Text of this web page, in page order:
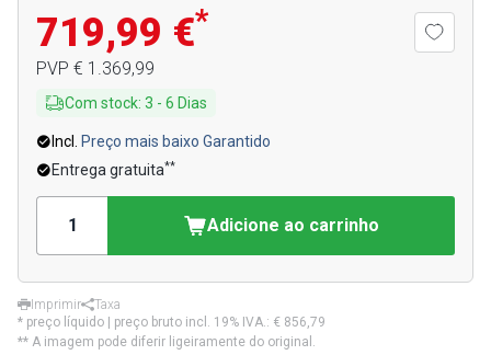
719,99 €*
PVP € 1.369,99
Com stock: 3 - 6 Dias
Incl.
Preço mais baixo Garantido
Entrega gratuita**
Adicione ao carrinho
Imprimir
Taxa
* preço líquido | preço bruto incl. 19% IVA.: € 856,79
** A imagem pode diferir ligeiramente do original.